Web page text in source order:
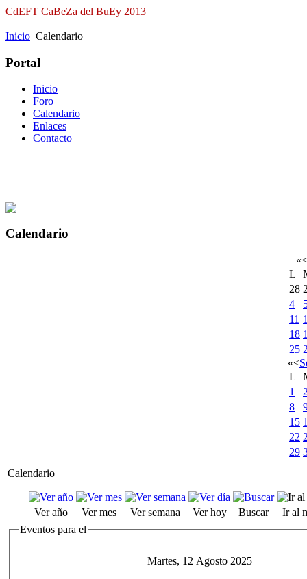
CdEFT CaBeZa del BuEy 2013
Inicio Calendario
Portal
Inicio
Foro
Calendario
Enlaces
Contacto
Calendario
«<
L
28
4
11
18
25
«<
L
1
8
15
22
29
Calendario
Ver año Ver mes Ver semana Ver hoy Buscar
Ir al
Eventos para el
Martes, 12 Agosto 2025